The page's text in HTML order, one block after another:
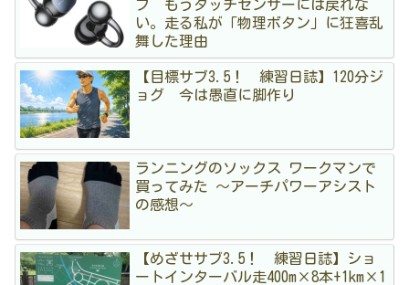
フ もうタッチセンサーには戻れな
い。走る私が「物理ボタン」に狂喜乱
舞した理由
【目標サブ3.5！ 練習日誌】120分ジ
ョグ 今は愚直に脚作り
ランニングのソックス ワークマンで
買ってみた 〜アーチパワーアシスト
の感想〜
【めざせサブ3.5！ 練習日誌】ショ
ートインターバル走400m×8本+1km×1